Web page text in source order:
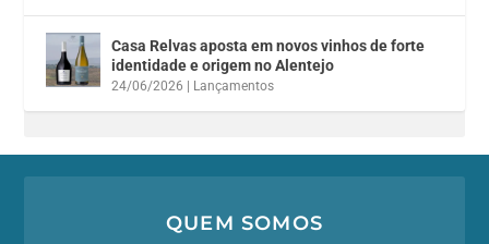
Casa Relvas aposta em novos vinhos de forte
identidade e origem no Alentejo
24/06/2026 Lançamentos
QUEM SOMOS